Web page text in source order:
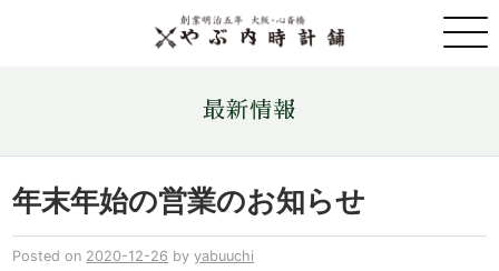
店舗情報
最新情報
年末年始の営業のお知らせ
Posted on 2020-12-26 byyabuuchi